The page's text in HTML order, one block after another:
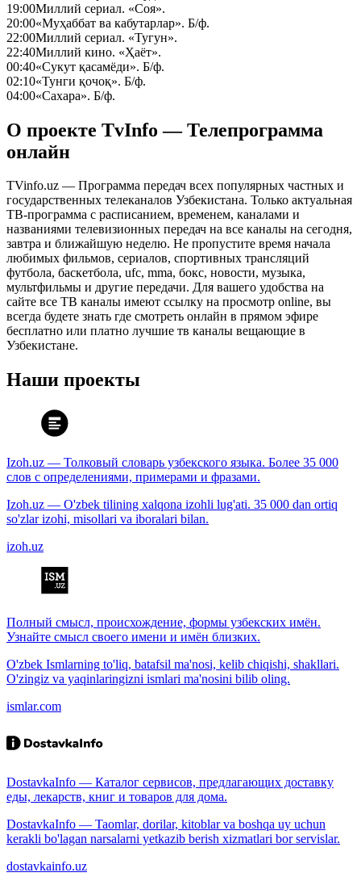
19:00Миллий сериал. «Соя».
20:00«Муҳаббат ва кабутарлар». Б/ф.
22:00Миллий сериал. «Тугун».
22:40Миллий кино. «Ҳаёт».
00:40«Сукут қасамёди». Б/ф.
02:10«Тунги қочоқ». Б/ф.
04:00«Сахара». Б/ф.
О проекте TvInfo — Телепрограмма
онлайн
TVinfo.uz — Программа передач всех популярных частных и
государственных телеканалов Узбекистана. Только актуальная
ТВ-программа с расписанием, временем, каналами и
названиями телевизионных передач на все каналы на сегодня,
завтра и ближайшую неделю. Не пропустите время начала
любимых фильмов, сериалов, спортивных трансляций
футбола, баскетбола, ufc, mma, бокс, новости, музыка,
мультфильмы и другие передачи. Для вашего удобства на
сайте все ТВ каналы имеют ссылку на просмотр online, вы
всегда будете знать где смотреть онлайн в прямом эфире
бесплатно или платно лучшие тв каналы вещающие в
Узбекистане.
Наши проекты
Izoh.uz — Толковый словарь узбекского языка. Более 35 000
слов с определениями, примерами и фразами.
Izoh.uz — O'zbek tilining xalqona izohli lug'ati. 35 000 dan ortiq
so'zlar izohi, misollari va iboralari bilan.
izoh.uz
Полный смысл, происхождение, формы узбекских имён.
Узнайте смысл своего имени и имён близких.
O'zbek Ismlarning to'liq, batafsil ma'nosi, kelib chiqishi, shakllari.
O'zingiz va yaqinlaringizni ismlari ma'nosini bilib oling.
ismlar.com
DostavkaInfo — Каталог сервисов, предлагающих доставку
еды, лекарств, книг и товаров для дома.
DostavkaInfo — Taomlar, dorilar, kitoblar va boshqa uy uchun
kerakli bo'lagan narsalarni yetkazib berish xizmatlari bor servislar.
dostavkainfo.uz